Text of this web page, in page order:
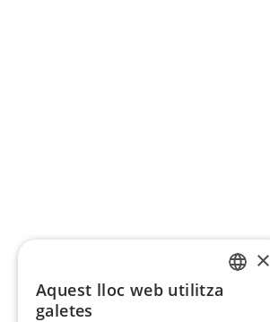
×
Aquest lloc web utilitza
galetes